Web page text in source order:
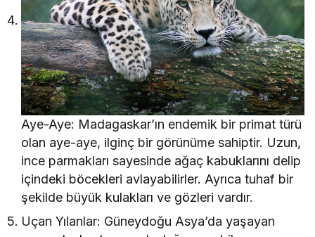
Aye-Aye: Madagaskar’ın endemik bir primat türü
olan aye-aye, ilginç bir görünüme sahiptir. Uzun,
ince parmakları sayesinde ağaç kabuklarını delip
içindeki böcekleri avlayabilirler. Ayrıca tuhaf bir
şekilde büyük kulakları ve gözleri vardır.
Uçan Yılanlar: Güneydoğu Asya’da yaşayan